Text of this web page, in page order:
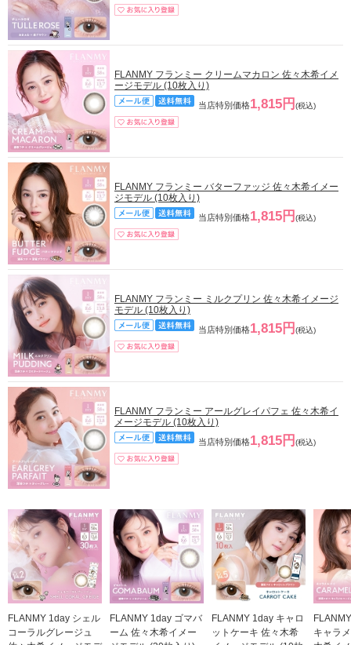
FLANMY フランミー クリームマカロン 佐々木希イメ
ージモデル (10枚入り)
当店特別価格1,815円 (税込)
FLANMY フランミー バターファッジ 佐々木希イメー
ジモデル (10枚入り)
当店特別価格1,815円 (税込)
FLANMY フランミー ミルクプリン 佐々木希イメージ
モデル (10枚入り)
当店特別価格1,815円 (税込)
FLANMY フランミー アールグレイパフェ 佐々木希イ
メージモデル (10枚入り)
当店特別価格1,815円 (税込)
FLANMY 1day シェル
コーラルグレージュ
FLANMY 1day ゴマバ
ーム 佐々木希イメー
FLANMY 1day キャロ
ットケーキ 佐々木希
キャラ